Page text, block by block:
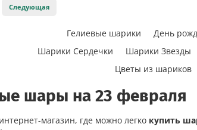
Следующая
Гелиевые шарики День
Шарики Сердечки
Шарики Звезды
Цветы из шариков
шары на 23 февраля
магазин, где можно легко купить